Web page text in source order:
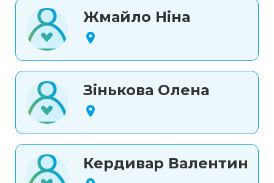
Жмайло Ніна
Зінькова Олена
Кердивар Валентин